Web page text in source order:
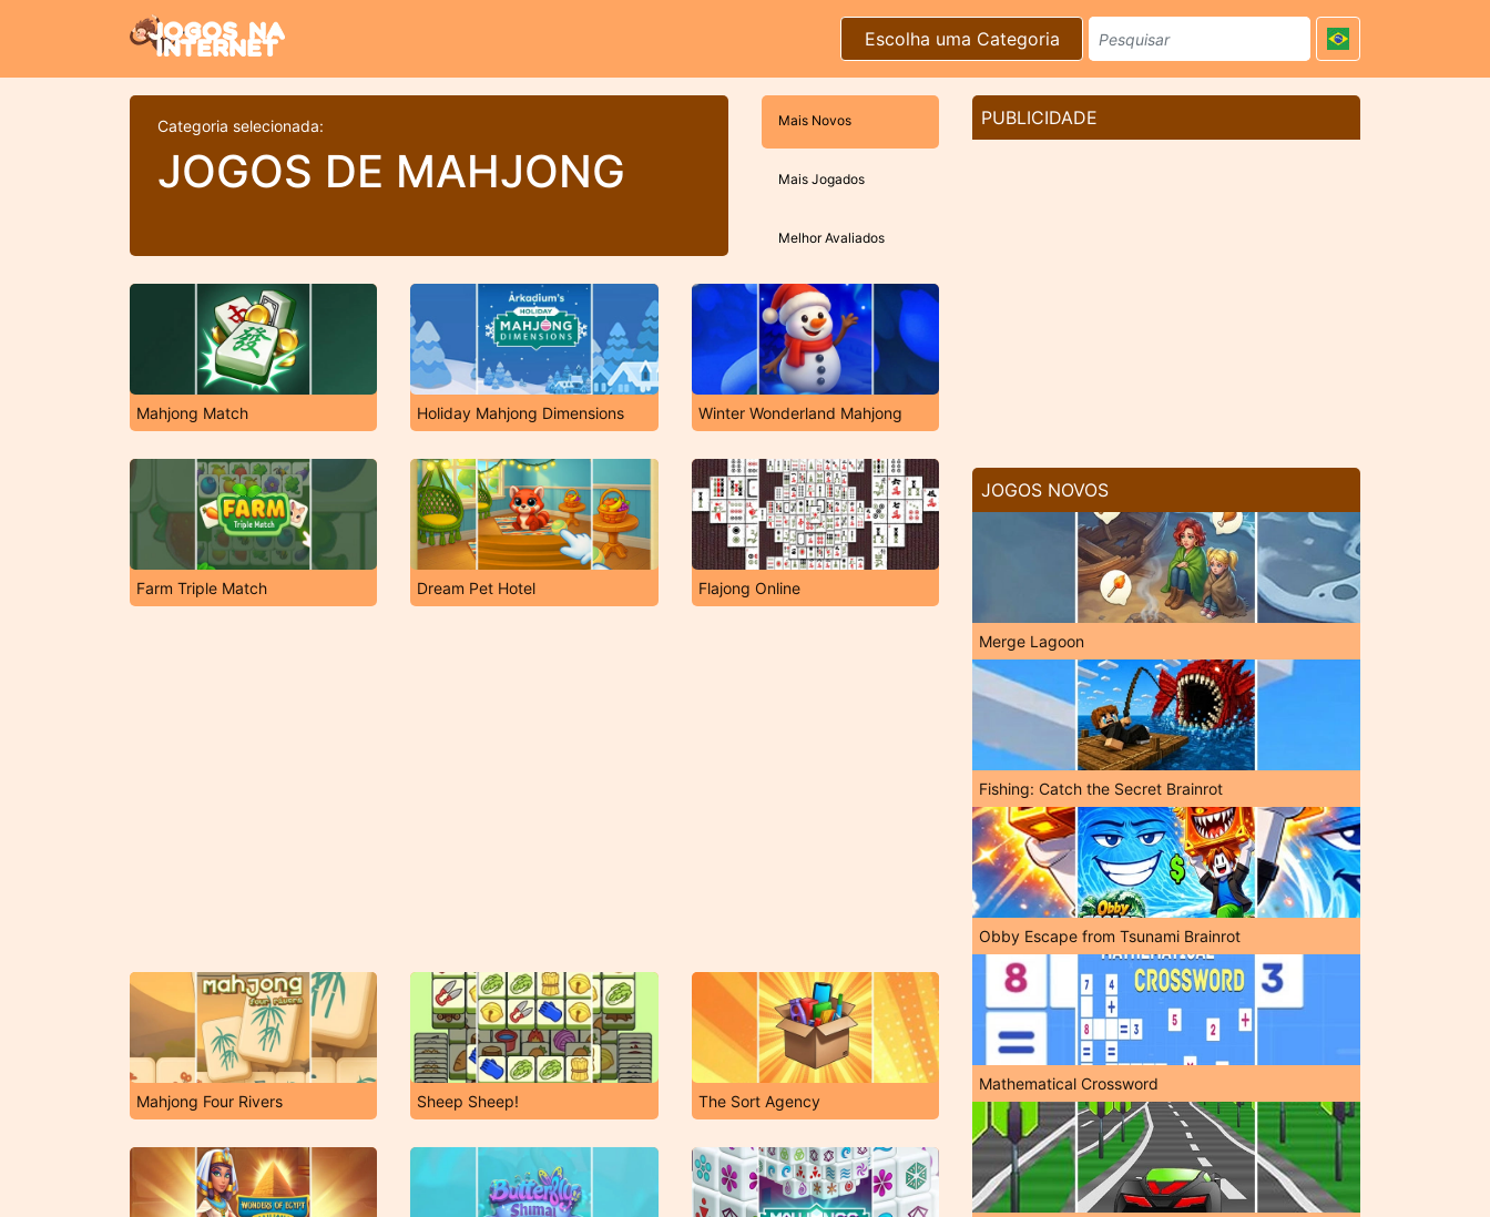
Escolha uma Categoria
Categoria selecionada:
JOGOS DE MAHJONG
Mais Novos
Mais Jogados
Melhor Avaliados
Mahjong Match Holiday Mahjong Dimensions Winter Wonderland Mahjong
Farm Triple Match Dream Pet Hotel Flajong Online
Mahjong Four Rivers Sheep Sheep! The Sort Agency
PUBLICIDADE
JOGOS NOVOS
Merge Lagoon
Fishing: Catch the Secret Brainrot
Obby Escape from Tsunami Brainrot
Mathematical Crossword